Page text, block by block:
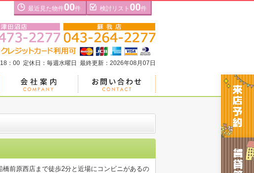
最近見た物件00件 検討リスト 00件
：00 定休日：毎週水曜日 最終更新：2026年08月07日
前原西店まで徒歩2分と近場にコンビニがあるの